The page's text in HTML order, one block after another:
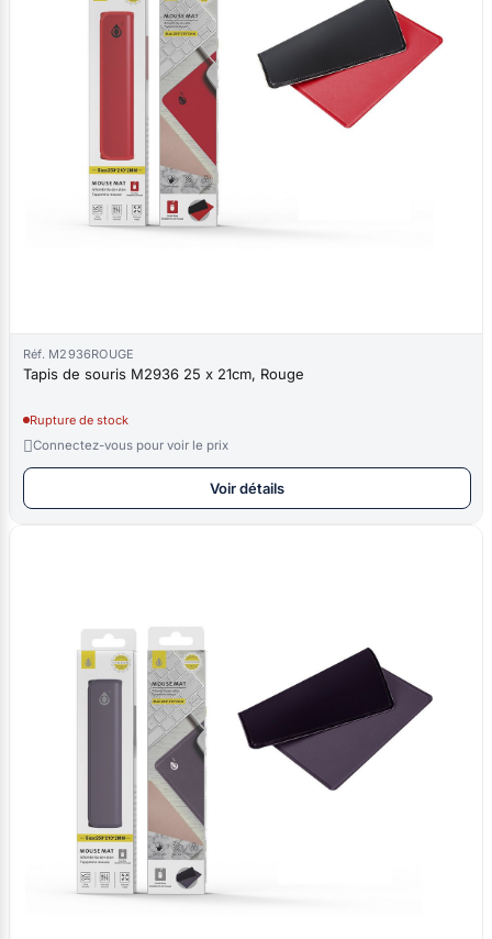
Réf. M2936ROUGE
Tapis de souris M2936 25 x 21cm, Rouge
Rupture de stock
Connectez-vous pour voir le prix
Voir détails